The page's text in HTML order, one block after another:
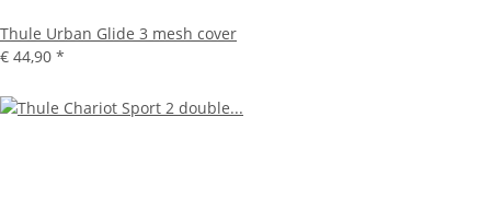
Thule Urban Glide 3 mesh cover
€ 44,90 *